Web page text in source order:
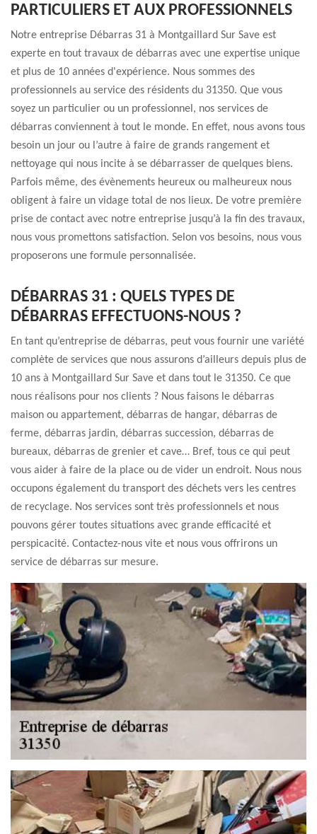
PARTICULIERS ET AUX PROFESSIONNELS
Notre entreprise Débarras 31 à Montgaillard Sur Save est
experte en tout travaux de débarras avec une expertise unique
et plus de 10 années d'expérience. Nous sommes des
professionnels au service des résidents du 31350. Que vous
soyez un particulier ou un professionnel, nos services de
débarras conviennent à tout le monde. En effet, nous avons tous
besoin un jour ou l’autre à faire de grands rangement et
nettoyage qui nous incite à se débarrasser de quelques biens.
Parfois même, des évènements heureux ou malheureux nous
obligent à faire un vidage total de nos lieux. De votre première
prise de contact avec notre entreprise jusqu’à la fin des travaux,
nous vous promettons satisfaction. Selon vos besoins, nous vous
proposerons une formule personnalisée.
DÉBARRAS 31 : QUELS TYPES DE
DÉBARRAS EFFECTUONS-NOUS ?
En tant qu’entreprise de débarras, peut vous fournir une variété
complète de services que nous assurons d’ailleurs depuis plus de
10 ans à Montgaillard Sur Save et dans tout le 31350. Ce que
nous réalisons pour nos clients ? Nous faisons le débarras
maison ou appartement, débarras de hangar, débarras de
ferme, débarras jardin, débarras succession, débarras de
bureaux, débarras de grenier et cave… Bref, tous ce qui peut
vous aider à faire de la place ou de vider un endroit. Nous nous
occupons également du transport des déchets vers les centres
de recyclage. Nos services sont très professionnels et nous
pouvons gérer toutes situations avec grande efficacité et
perspicacité. Contactez-nous vite et nous vous offrirons un
service de débarras sur mesure.